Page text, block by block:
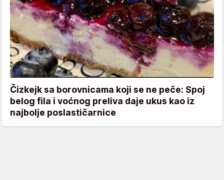
Čizkejk sa borovnicama koji se ne peče: Spoj
belog fila i voćnog preliva daje ukus kao iz
najbolje poslastičarnice